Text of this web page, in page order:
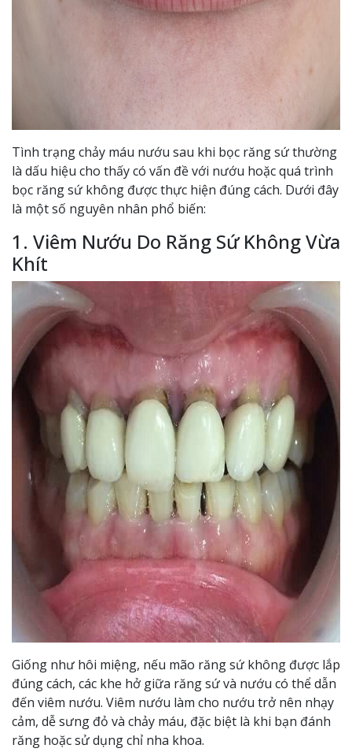
Tình trạng chảy máu nướu sau khi bọc răng sứ thường
là dấu hiệu cho thấy có vấn đề với nướu hoặc quá trình
bọc răng sứ không được thực hiện đúng cách. Dưới đây
là một số nguyên nhân phổ biến:
1. Viêm Nướu Do Răng Sứ Không Vừa
Khít
Giống như hôi miệng, nếu mão răng sứ không được lắp
đúng cách, các khe hở giữa răng sứ và nướu có thể dẫn
đến viêm nướu. Viêm nướu làm cho nướu trở nên nhạy
cảm, dễ sưng đỏ và chảy máu, đặc biệt là khi bạn đánh
răng hoặc sử dụng chỉ nha khoa.